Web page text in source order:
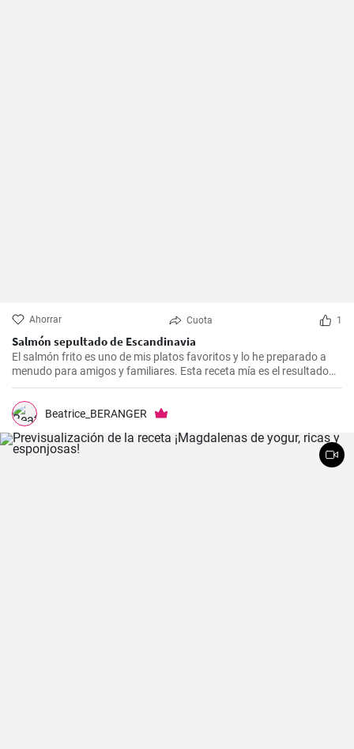
Ahorrar Cuota 1
Salmón sepultado de Escandinavia
El salmón frito es uno de mis platos favoritos y lo he preparado a
menudo para amigos y familiares. Esta receta mía es el resultado
de mucha experimentación y personalización. Lo sorprendente es
que es increíblemente fácil de hacer y, a la vez, tan sabrosa e
impresionante. Un trozo de filete de salmón fresco se marina en un
encurtido picante y está listo para servir al cabo de dos días.
Beatrice_BERANGER